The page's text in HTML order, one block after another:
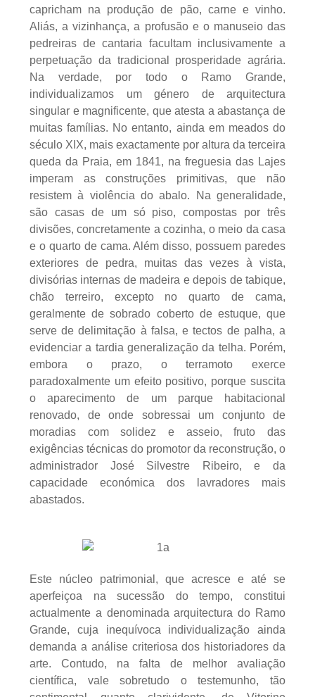
capricham na produção de pão, carne e vinho.
Aliás, a vizinhança, a profusão e o manuseio das
pedreiras de cantaria facultam inclusivamente a
perpetuação da tradicional prosperidade agrária.
Na verdade, por todo o Ramo Grande,
individualizamos um género de arquitectura
singular e magnificente, que atesta a abastança de
muitas famílias. No entanto, ainda em meados do
século XIX, mais exactamente por altura da terceira
queda da Praia, em 1841, na freguesia das Lajes
imperam as construções primitivas, que não
resistem à violência do abalo. Na generalidade,
são casas de um só piso, compostas por três
divisões, concretamente a cozinha, o meio da casa
e o quarto de cama. Além disso, possuem paredes
exteriores de pedra, muitas das vezes à vista,
divisórias internas de madeira e depois de tabique,
chão terreiro, excepto no quarto de cama,
geralmente de sobrado coberto de estuque, que
serve de delimitação à falsa, e tectos de palha, a
evidenciar a tardia generalização da telha. Porém,
embora o prazo, o terramoto exerce
paradoxalmente um efeito positivo, porque suscita
o aparecimento de um parque habitacional
renovado, de onde sobressai um conjunto de
moradias com solidez e asseio, fruto das
exigências técnicas do promotor da reconstrução, o
administrador José Silvestre Ribeiro, e da
capacidade económica dos lavradores mais
abastados.
Este núcleo patrimonial, que acresce e até se
aperfeiçoa na sucessão do tempo, constitui
actualmente a denominada arquitectura do Ramo
Grande, cuja inequívoca individualização ainda
demanda a análise criteriosa dos historiadores da
arte. Contudo, na falta de melhor avaliação
científica, vale sobretudo o testemunho, tão